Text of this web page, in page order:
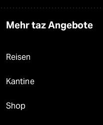
Mehr taz Angebote
Reisen
Kantine
Shop